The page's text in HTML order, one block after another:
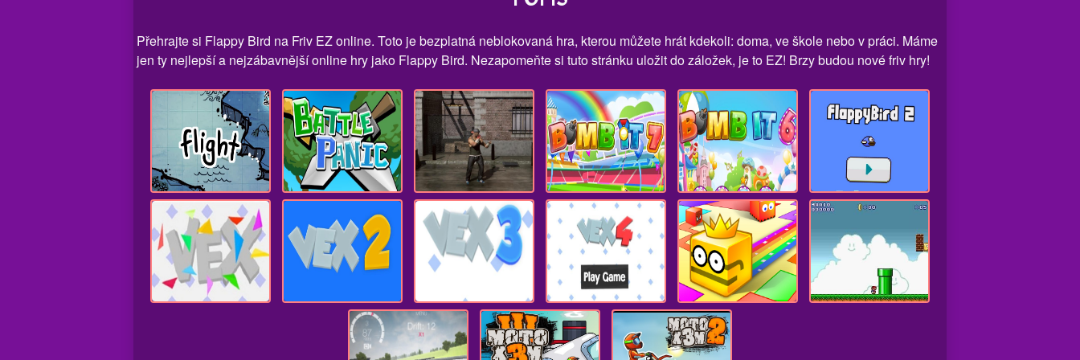
Přehrajte si Flappy Bird na Friv EZ online. Toto je bezplatná neblokovaná hra, kterou můžete hrát kdekoli: doma, ve škole nebo v práci. Máme
jen ty nejlepší a nejzábavnější online hry jako Flappy Bird. Nezapomeňte si tuto stránku uložit do záložek, je to EZ! Brzy budou nové friv hry!